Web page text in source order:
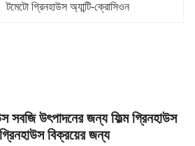
টমেটো গ্রিনহাউস অ্যান্টি-ক্রোসিওন
সবজি উৎপাদনের জন্য ফিল্ম গ্রিনহাউস
বিক্রয়ের জন্য